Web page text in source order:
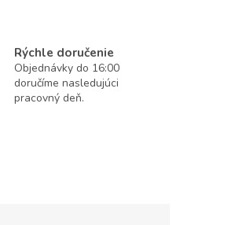
Rýchle doručenie
Objednávky do 16:00
doručíme nasledujúci
pracovný deň.